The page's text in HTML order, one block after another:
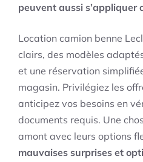
peuvent aussi s’appliquer
Location camion benne
clairs, des modèles
et une réservation
magasin. Privilégiez les
anticipez vos besoins en
documents requis. Une
amont avec leurs options
mauvaises surprises et